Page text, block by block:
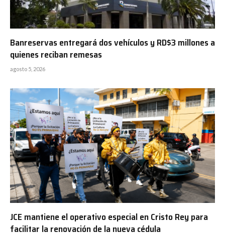
Banreservas entregará dos vehículos y RD$3 millones a
quienes reciban remesas
agosto 5, 2026
JCE mantiene el operativo especial en Cristo Rey para
facilitar la renovación de la nueva cédula